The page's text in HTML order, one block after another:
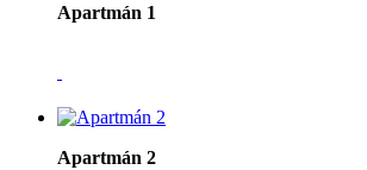
Apartmán 1
Apartmán 2